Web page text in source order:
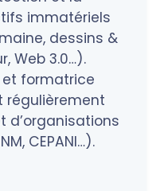
immatériels
dessins &
Web 3.0…).
et formatrice
régulièrement
d’organisations
CEPANI…).